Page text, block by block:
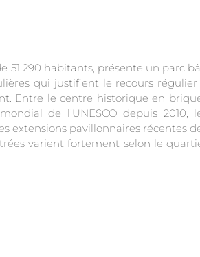
51 290 habitants, présente un parc
qui justifient le recours régulier
Entre le centre historique en
de l’UNESCO depuis 2010,
extensions pavillonnaires récentes
varient fortement selon le